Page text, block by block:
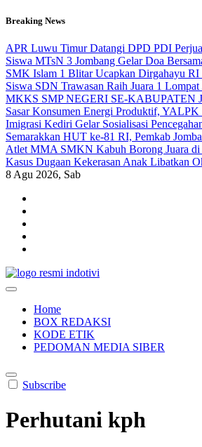
Skip
content
Breaking News
APR Luwu Timur Datangi DPD PDI
Siswa MTsN 3 Jombang Gelar Doa
SMK Islam 1 Blitar Ucapkan Dirgahayu RI
Siswa SDN Trawasan Raih Juara 1
MKKS SMP NEGERI SE-
Sasar Konsumen Energi Produktif,
Imigrasi Kediri Gelar Sosialisasi
Semarakkan HUT ke-81 RI, Pemkab
Atlet MMA SMKN Kabuh Borong Juara
Kasus Dugaan Kekerasan Anak Libatkan
8 Agu 2026, Sab
Home
BOX REDAKSI
KODE ETIK
PEDOMAN MEDIA SIBER
Subscribe
Perhutani kph